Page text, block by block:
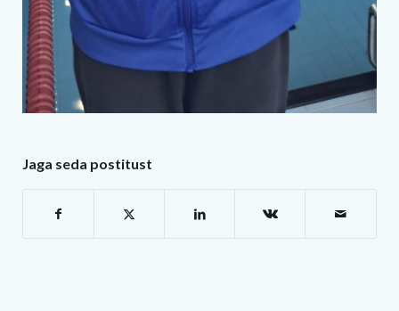
Jaga seda postitust